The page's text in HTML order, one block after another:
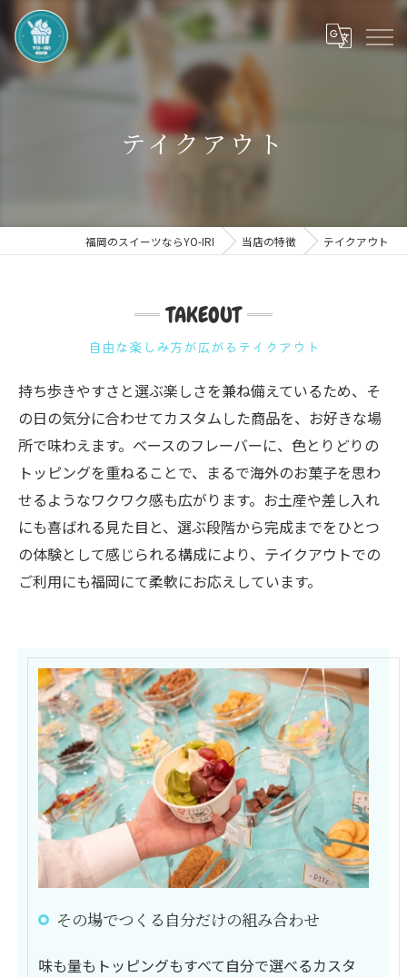
テイクアウト
福岡のスイーツならYO-IRI 当店の特徴 テイクアウト
自由な楽しみ方が広がるテイクアウト
TAKEOUT
持ち歩きやすさと選ぶ楽しさを兼ね備えているため、そ
の日の気分に合わせてカスタムした商品を、お好きな場
所で味わえます。ベースのフレーバーに、色とりどりの
トッピングを重ねることで、まるで海外のお菓子を思わ
せるようなワクワク感も広がります。お土産や差し入れ
にも喜ばれる見た目と、選ぶ段階から完成までをひとつ
の体験として感じられる構成により、テイクアウトでの
ご利用にも福岡にて柔軟にお応えしています。
その場でつくる自分だけの組み合わせ
味も量もトッピングもすべて自分で選べるカスタ